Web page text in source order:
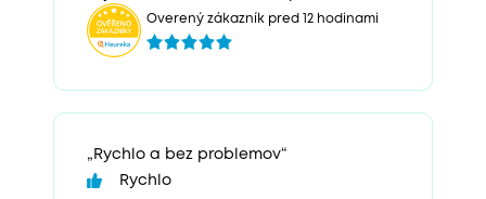
Overený zákazník pred 12 hodinami
„Rychlo a bez problemov“
Rychlo